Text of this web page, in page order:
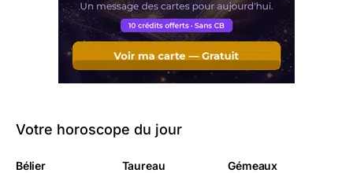
Votre horoscope du jour
Bélier Taureau Gémeaux